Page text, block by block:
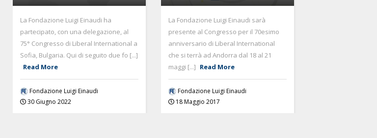
La Fondazione Luigi Einaudi ha
partecipato, con una delegazione, al
75° Congresso di Liberal International a
Sofia, Bulgaria. Qui di seguito due fo [...]
Read More
Fondazione Luigi Einaudi
30 Giugno 2022
La Fondazione Luigi Einaudi sarà
presente al Congresso per il 70esimo
anniversario di Liberal International
che si terrà ad Andorra dal 18 al 21
maggi [...] Read More
Fondazione Luigi Einaudi
18 Maggio 2017